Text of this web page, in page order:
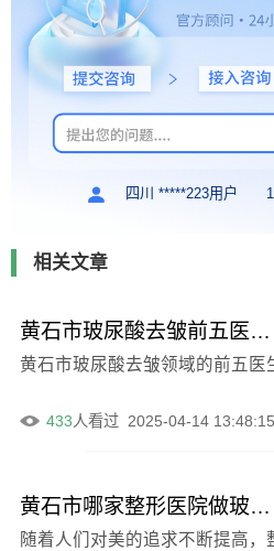
四川 *****223用户
相关文章
黄石市玻尿酸去皱前五医生精心整理-方跃明整形医生上榜
2025-04-14 13:48:15
433人看过
黄石市哪家整形医院做玻尿酸注射隆胸效果好
随着人们对美的追求不断提高